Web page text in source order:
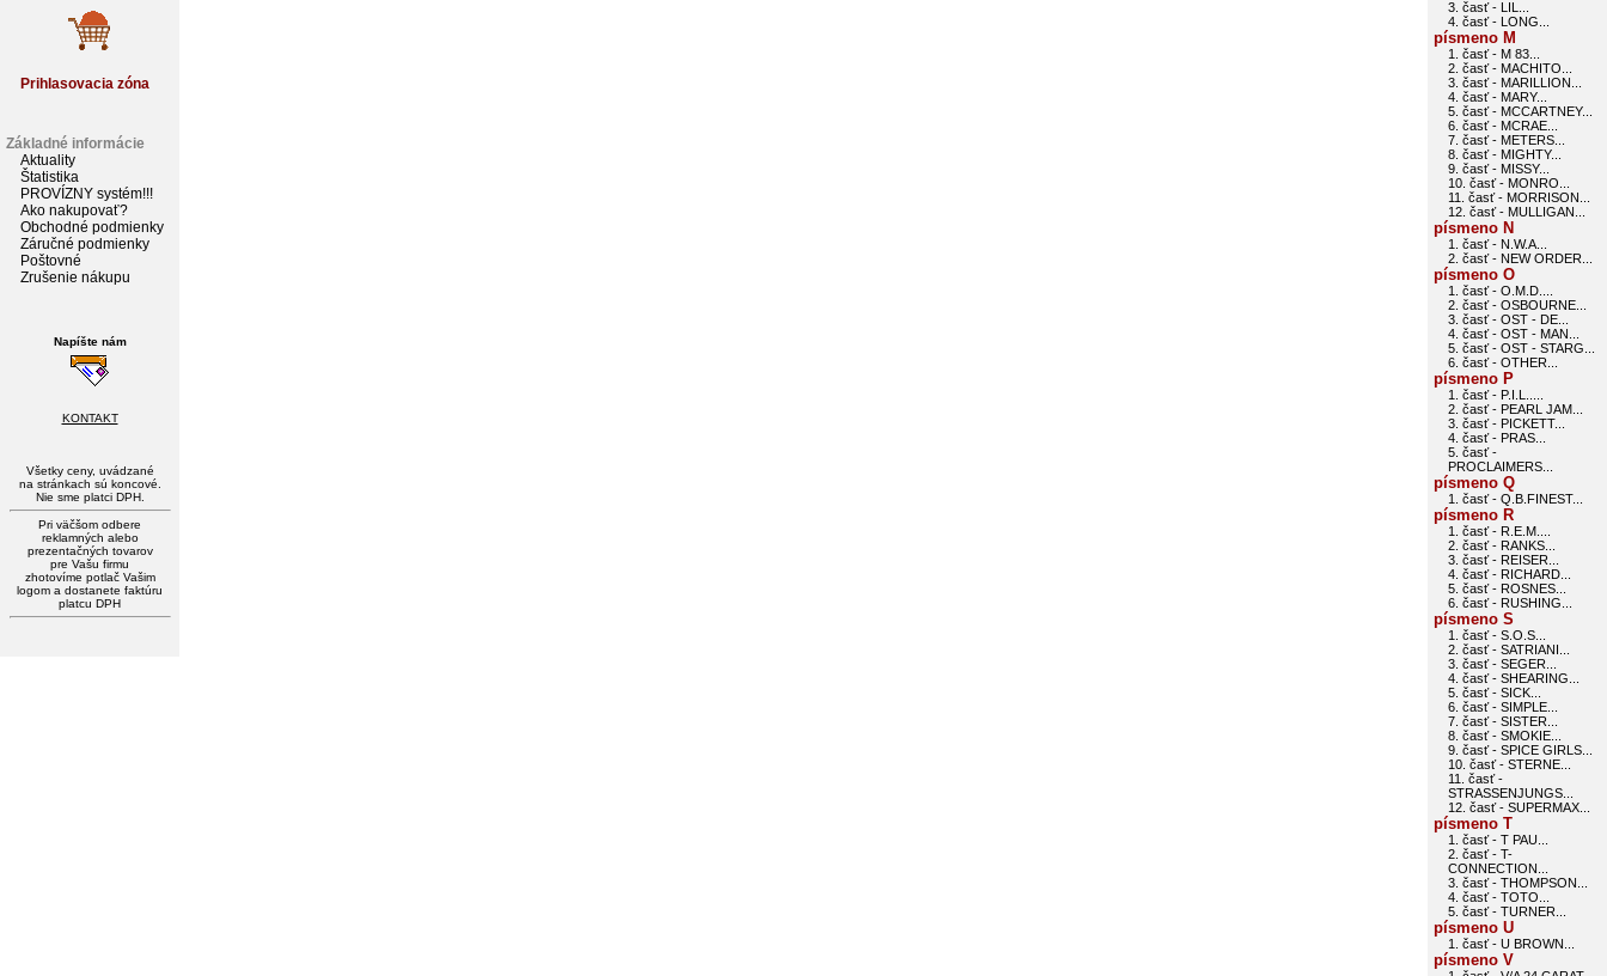
Prihlasovacia zóna
Základné informácie
Aktuality
Štatistika
PROVÍZNY systém!!!
Ako nakupovať?
Obchodné podmienky
Záručné podmienky
Poštovné
Zrušenie nákupu
Napíšte nám
KONTAKT
Všetky ceny, uvádzané
na stránkach sú koncové.
Nie sme platci DPH.
Pri väčšom odbere
reklamných alebo
prezentačných tovarov
pre Vašu firmu
zhotovíme potlač Vašim
logom a dostanete faktúru
platcu DPH
3. časť - LIL...
4. časť - LONG...
písmeno M
1. časť - M 83...
2. časť - MACHITO...
3. časť - MARILLION...
4. časť - MARY...
5. časť - MCCARTNEY...
6. časť - MCRAE...
7. časť - METERS...
8. časť - MIGHTY...
9. časť - MISSY...
10. časť - MONRO...
11. časť - MORRISON...
12. časť - MULLIGAN...
písmeno N
1. časť - N.W.A...
2. časť - NEW ORDER...
písmeno O
1. časť - O.M.D....
2. časť - OSBOURNE...
3. časť - OST - DE...
4. časť - OST - MAN...
5. časť - OST - STARG...
6. časť - OTHER...
písmeno P
1. časť - P.I.L.....
2. časť - PEARL JAM...
3. časť - PICKETT...
4. časť - PRAS...
5. časť -
PROCLAIMERS...
písmeno Q
1. časť - Q.B.FINEST...
písmeno R
1. časť - R.E.M....
2. časť - RANKS...
3. časť - REISER...
4. časť - RICHARD...
5. časť - ROSNES...
6. časť - RUSHING...
písmeno S
1. časť - S.O.S...
2. časť - SATRIANI...
3. časť - SEGER...
4. časť - SHEARING...
5. časť - SICK...
6. časť - SIMPLE...
7. časť - SISTER...
8. časť - SMOKIE...
9. časť - SPICE GIRLS...
10. časť - STERNE...
11. časť -
STRASSENJUNGS...
12. časť - SUPERMAX...
písmeno T
1. časť - T PAU...
2. časť - T-
CONNECTION...
3. časť - THOMPSON...
4. časť - TOTO...
5. časť - TURNER...
písmeno U
1. časť - U BROWN...
písmeno V